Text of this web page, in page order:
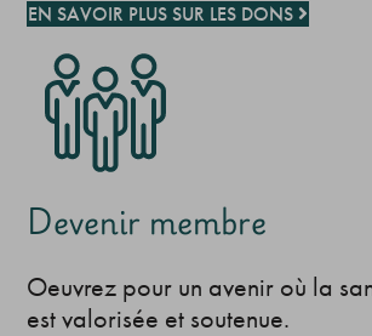
EN SAVOIR PLUS SUR LES DONS
Devenir membre
Oeuvrez pour un avenir où la
est valorisée et soutenue.